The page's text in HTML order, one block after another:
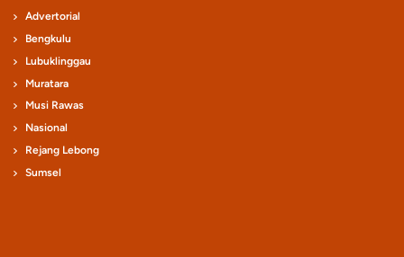
Advertorial
Bengkulu
Lubuklinggau
Muratara
Musi Rawas
Nasional
Rejang Lebong
Sumsel